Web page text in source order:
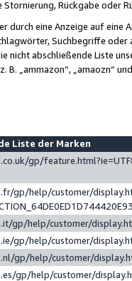
Stornierung, Rückgabe oder
durch eine Anzeige auf
Suchbegriffe
nicht abschließende Liste
„ammazon“, „amaozn“
Liste der Marken
gp/
gp/help/customer/
gp/help/customer/
gp/help/customer/
gp/help/customer/
gp/help/customer/